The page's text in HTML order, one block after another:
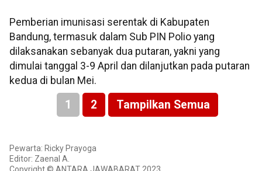
Pemberian imunisasi serentak di Kabupaten
Bandung, termasuk dalam Sub PIN Polio yang
dilaksanakan sebanyak dua putaran, yakni yang
dimulai tanggal 3-9 April dan dilanjutkan pada putaran
kedua di bulan Mei.
1 2 Tampilkan Semua
Pewarta: Ricky Prayoga
Editor: Zaenal A.